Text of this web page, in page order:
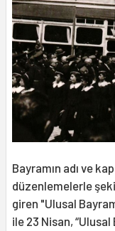
Bayramın adı ve
düzenlemelerle
giren "Ulusal
ile 23 Nisan,